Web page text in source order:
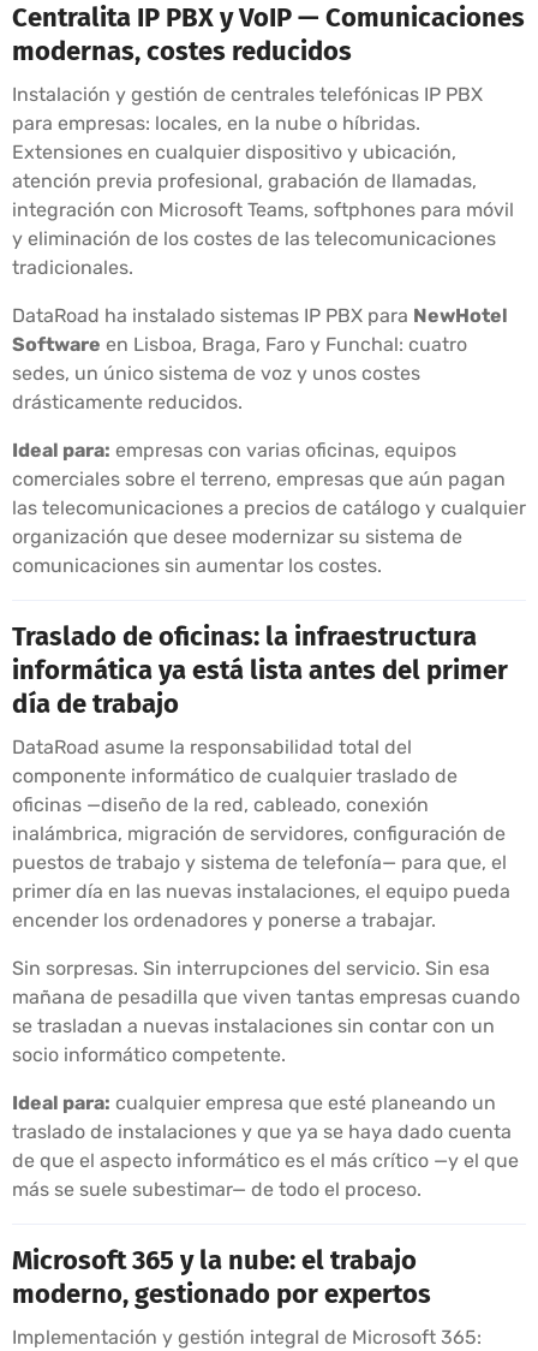
Centralita IP PBX y VoIP — Comunicaciones
modernas, costes reducidos
Instalación y gestión de centrales telefónicas IP PBX
para empresas: locales, en la nube o híbridas.
Extensiones en cualquier dispositivo y ubicación,
atención previa profesional, grabación de llamadas,
integración con Microsoft Teams, softphones para móvil
y eliminación de los costes de las telecomunicaciones
tradicionales.
DataRoad ha instalado sistemas IP PBX para NewHotel
Software en Lisboa, Braga, Faro y Funchal: cuatro
sedes, un único sistema de voz y unos costes
drásticamente reducidos.
Ideal para: empresas con varias oficinas, equipos
comerciales sobre el terreno, empresas que aún pagan
las telecomunicaciones a precios de catálogo y cualquier
organización que desee modernizar su sistema de
comunicaciones sin aumentar los costes.
Traslado de oficinas: la infraestructura
informática ya está lista antes del primer
día de trabajo
DataRoad asume la responsabilidad total del
componente informático de cualquier traslado de
oficinas —diseño de la red, cableado, conexión
inalámbrica, migración de servidores, configuración de
puestos de trabajo y sistema de telefonía— para que, el
primer día en las nuevas instalaciones, el equipo pueda
encender los ordenadores y ponerse a trabajar.
Sin sorpresas. Sin interrupciones del servicio. Sin esa
mañana de pesadilla que viven tantas empresas cuando
se trasladan a nuevas instalaciones sin contar con un
socio informático competente.
Ideal para: cualquier empresa que esté planeando un
traslado de instalaciones y que ya se haya dado cuenta
de que el aspecto informático es el más crítico —y el que
más se suele subestimar— de todo el proceso.
Microsoft 365 y la nube: el trabajo
moderno, gestionado por expertos
Implementación y gestión integral de Microsoft 365: